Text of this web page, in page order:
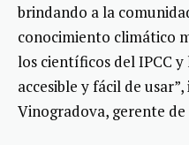
brindando a la
conocimiento climático
los científicos del IPCC
accesible y fácil de
Vinogradova, gerente de